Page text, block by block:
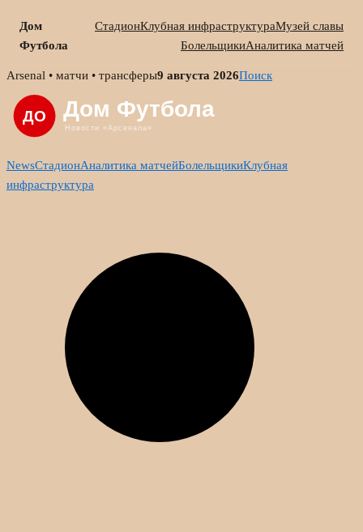
Дом
Футбола
СтадионКлубная инфраструктураМузей славы
БолельщикиАналитика матчей
Skip
content
Arsenal • матчи • трансферы9 августа 2026Поиск
NewsСтадионАналитика матчейБолельщикиКлубная
инфраструктура